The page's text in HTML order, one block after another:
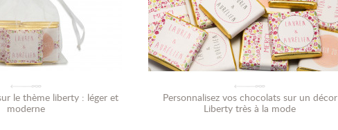
le thème liberty : léger et
moderne
Personnalisez vos chocolats sur un décor
Liberty très à la mode